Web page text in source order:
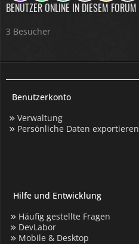
BENUTZER ONLINE IN DIESEM FORUM
3 Besucher
Benutzerkonto
Verwaltung
Persönliche Daten exportieren
Hilfe und Entwicklung
Häufig gestellte Fragen
DevLabor
Mobile & Desktop